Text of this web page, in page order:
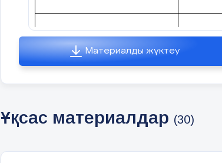
Сабақтың мақсаты:
Өз
еркін
Материалды жүктеу
Ұқсас материалдар (30)